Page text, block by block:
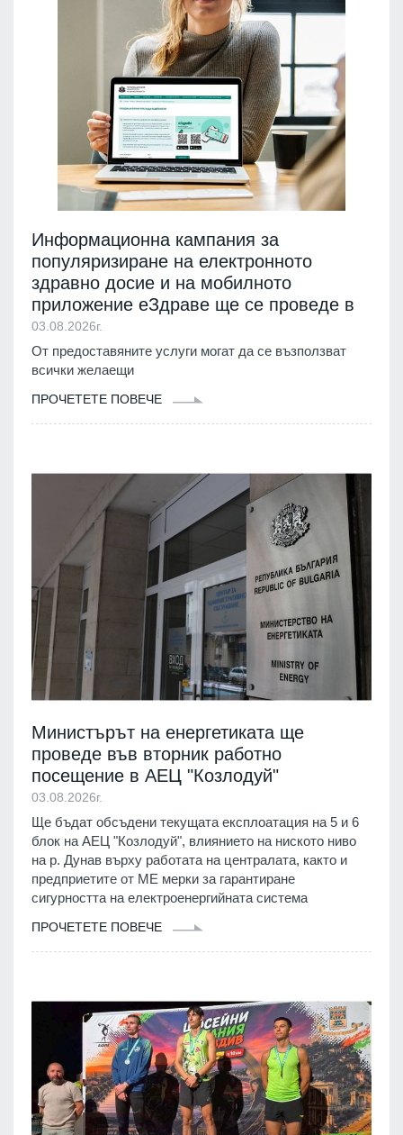
Информационна кампания за
популяризиране на електронното
здравно досие и на мобилното
приложение еЗдраве ще се проведе в
03.08.2026г.
От предоставяните услуги могат да се възползват
всички желаещи
ПРОЧЕТЕТЕ ПОВЕЧЕ
Министърът на енергетиката ще
проведе във вторник работно
посещение в АЕЦ "Козлодуй"
03.08.2026г.
Ще бъдат обсъдени текущата експлоатация на 5 и 6
блок на АЕЦ "Козлодуй", влиянието на ниското ниво
на р. Дунав върху работата на централата, както и
предприетите от МЕ мерки за гарантиране
сигурността на електроенергийната система
ПРОЧЕТЕТЕ ПОВЕЧЕ